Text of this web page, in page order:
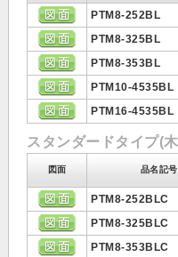
PTM8-252BL
PTM8-325BL
PTM8-353BL
PTM10-4535BL
PTM16-4535BL
スタンダードタイプ(
図面 品名記号
PTM8-252BLC
PTM8-325BLC
PTM8-353BLC